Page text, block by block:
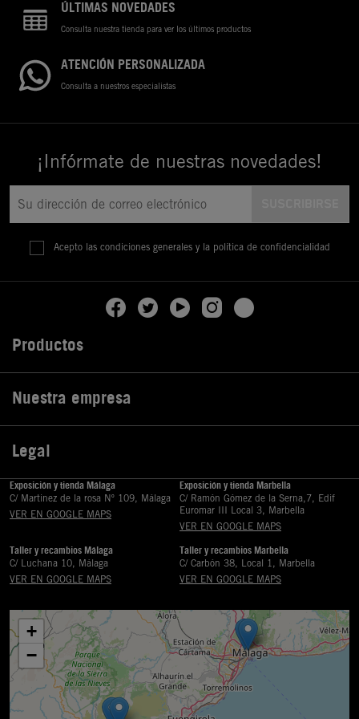
ÚLTIMAS NOVEDADES
Consulta nuestra tienda para ver los últimos productos
ATENCIÓN PERSONALIZADA
Consulta a nuestros especialistas
¡Infórmate de nuestras novedades!
Acepto las condiciones generales y la política de confidencialidad
Productos
Nuestra empresa
Legal
Exposición y tienda Málaga
C/ Martinez de la rosa Nº 109, Málaga
VER EN GOOGLE MAPS
Exposición y tienda Marbella
C/ Ramón Gómez de la Serna,7, Edif
Euromar III Local 3, Marbella
VER EN GOOGLE MAPS
Taller y recambios Málaga
C/ Luchana 10, Málaga
VER EN GOOGLE MAPS
Taller y recambios Marbella
C/ Carbón 38, Local 1, Marbella
VER EN GOOGLE MAPS
+
−